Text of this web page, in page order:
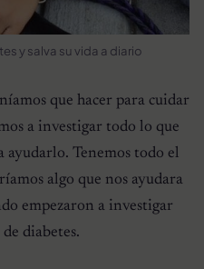
y salva su vida a diario
que hacer para cuidar
a investigar todo lo que
ayudarlo. Tenemos todo el
algo que nos ayudara
empezaron a investigar
diabetes.